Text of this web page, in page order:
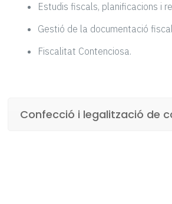
Estudis fiscals, planificacions i
Gestió de la documentació
Fiscalitat Contenciosa.
Confecció i legalització de